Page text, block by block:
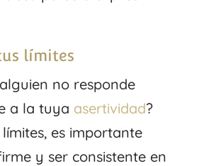
límites
no responde
a la tuya asertividad?
es importante
y ser consistente en